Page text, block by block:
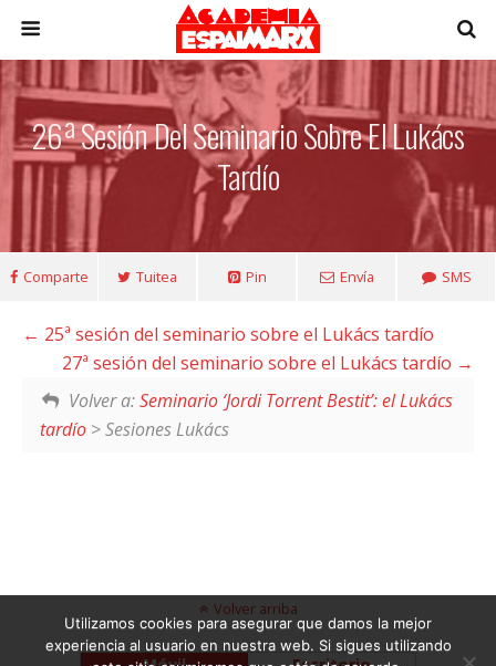
26ª Sesión Del Seminario Sobre El Lukács
Tardío
Comparte Tuitea Pin Envía SMS
25ª sesión del seminario sobre el Lukács tardío
27ª sesión del seminario sobre el Lukács tardío
Volver a:Seminario ‘Jordi Torrent Bestit’: el Lukács
tardío > Sesiones Lukács
Volver arriba
Utilizamos cookies para asegurar que damos la mejor
experiencia al usuario en nuestra web. Si sigues utilizando